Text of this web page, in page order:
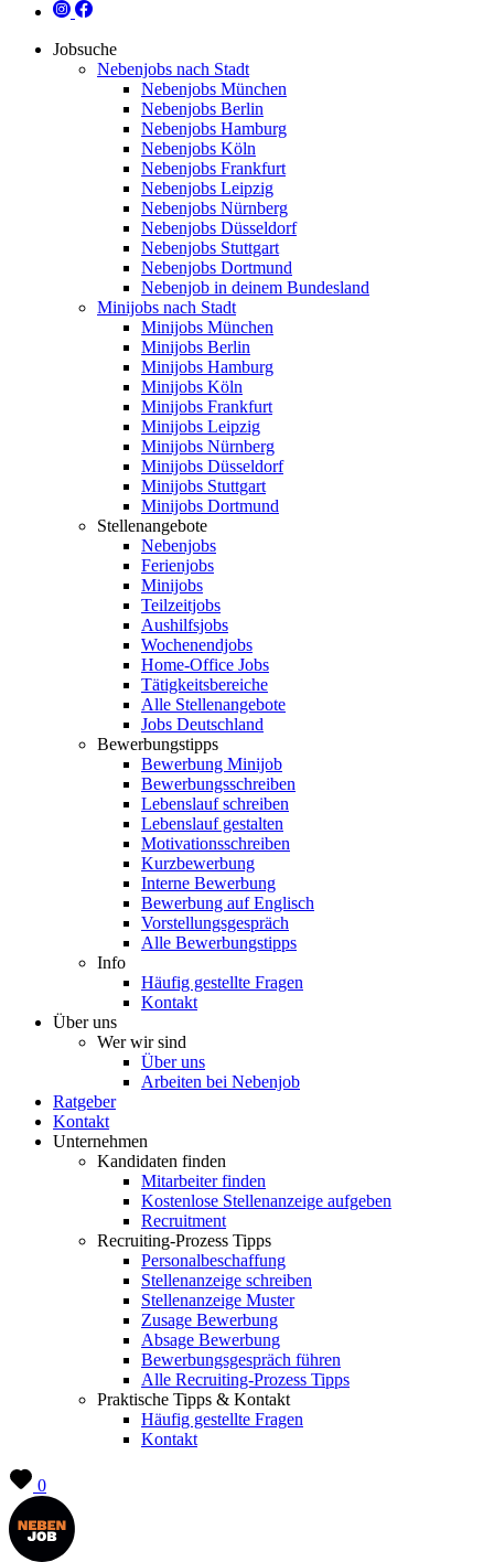
Jobsuche
Nebenjobs nach Stadt
Nebenjobs München
Nebenjobs Berlin
Nebenjobs Hamburg
Nebenjobs Köln
Nebenjobs Frankfurt
Nebenjobs Leipzig
Nebenjobs Nürnberg
Nebenjobs Düsseldorf
Nebenjobs Stuttgart
Nebenjobs Dortmund
Nebenjob in deinem Bundesland
Minijobs nach Stadt
Minijobs München
Minijobs Berlin
Minijobs Hamburg
Minijobs Köln
Minijobs Frankfurt
Minijobs Leipzig
Minijobs Nürnberg
Minijobs Düsseldorf
Minijobs Stuttgart
Minijobs Dortmund
Stellenangebote
Nebenjobs
Ferienjobs
Minijobs
Teilzeitjobs
Aushilfsjobs
Wochenendjobs
Home-Office Jobs
Tätigkeitsbereiche
Alle Stellenangebote
Jobs Deutschland
Bewerbungstipps
Bewerbung Minijob
Bewerbungsschreiben
Lebenslauf schreiben
Lebenslauf gestalten
Motivationsschreiben
Kurzbewerbung
Interne Bewerbung
Bewerbung auf Englisch
Vorstellungsgespräch
Alle Bewerbungstipps
Info
Häufig gestellte Fragen
Kontakt
Über uns
Wer wir sind
Über uns
Arbeiten bei Nebenjob
Ratgeber
Kontakt
Unternehmen
Kandidaten finden
Mitarbeiter finden
Kostenlose Stellenanzeige aufgeben
Recruitment
Recruiting-Prozess Tipps
Personalbeschaffung
Stellenanzeige schreiben
Stellenanzeige Muster
Zusage Bewerbung
Absage Bewerbung
Bewerbungsgespräch führen
Alle Recruiting-Prozess Tipps
Praktische Tipps & Kontakt
Häufig gestellte Fragen
Kontakt
0